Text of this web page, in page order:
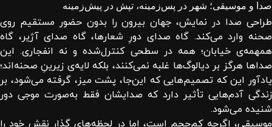
صدا و موسیقی؛ شهر در پس‌زمینه، تپش در پیش‌زمینه
طراحی صدا در نمایش، جهان بیرون را بدون حضور مستقیم روی
صحنه وارد می‌کند. گاه صدای دورِ شعارها، گاه صدای آژیر، گاه
همهمه‌ی خیابان؛ همه در سطحی کنترل‌شده و نه انفجاری. این
صداها هرگز بر دیالوگ‌ها غلبه نمی‌کنند، بلکه لایه‌ی زیرینِ صحنه‌اند؛
یادآور این که تصمیم‌هایی که این‌جا، پشت میز، گرفته می‌شود، بر
زندگی آدم‌هایی تأثیر دارد که صدایشان فقط به‌صورت موجی دور
شنیده می‌شود.
موسیقی، اگرچه کم‌حجم است، اما در لحظه‌های گذار نقش خود را